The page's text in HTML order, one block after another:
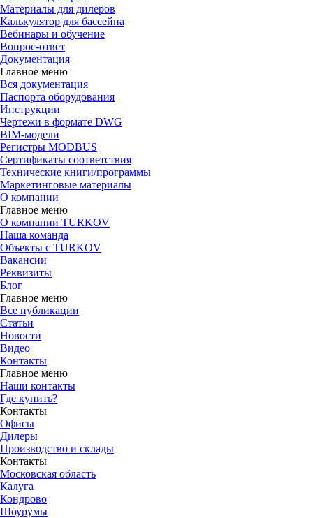
Материалы для дилеров
Калькулятор для бассейна
Вебинары и обучение
Вопрос-ответ
Документация
Главное меню
Вся документация
Паспорта оборудования
Инструкции
Чертежи в формате DWG
BIM-модели
Регистры MODBUS
Сертификаты соответствия
Технические книги/программы
Маркетинговые материалы
О компании
Главное меню
О компании TURKOV
Наша команда
Объекты с TURKOV
Вакансии
Реквизиты
Блог
Главное меню
Все публикации
Статьи
Новости
Видео
Контакты
Главное меню
Наши контакты
Где купить?
Контакты
Офисы
Дилеры
Производство и склады
Контакты
Московская область
Калуга
Кондрово
Шоурумы